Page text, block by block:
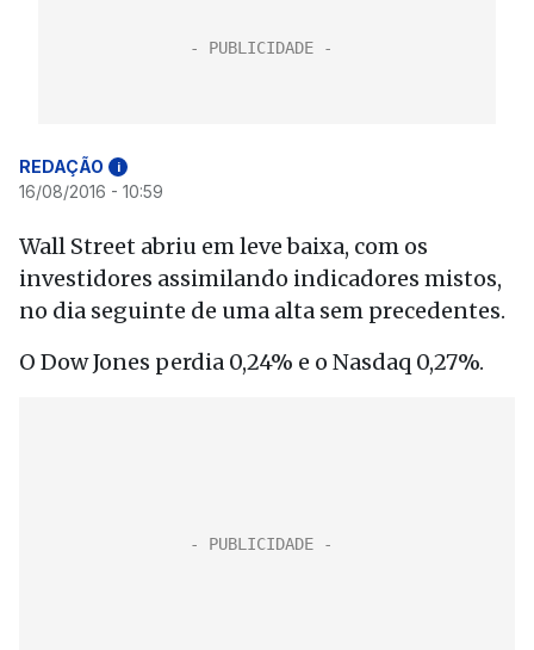
REDAÇÃO i
16/08/2016 - 10:59
Wall Street abriu em leve baixa, com os
investidores assimilando indicadores mistos,
no dia seguinte de uma alta sem precedentes.
O Dow Jones perdia 0,24% e o Nasdaq 0,27%.